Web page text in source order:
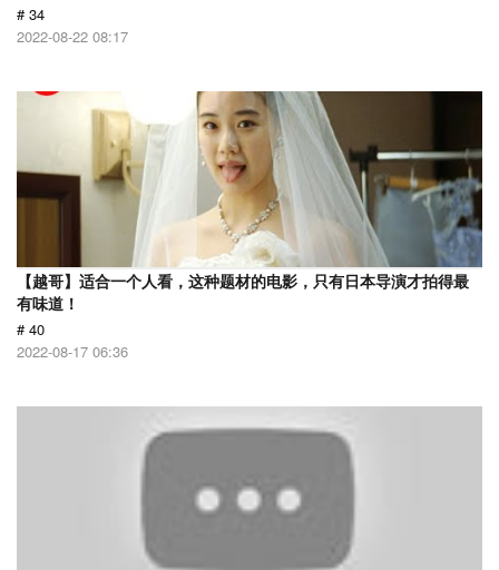
# 34
2022-08-22 08:17
【越哥】适合一个人看，这种题材的电影，只有日本导演才拍得最
有味道！
# 40
2022-08-17 06:36